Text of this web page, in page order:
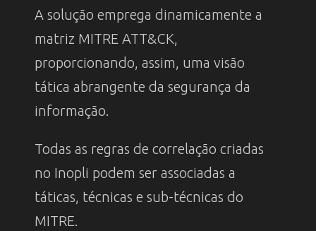
A solução emprega dinamicamente a
matriz MITRE ATT&CK,
proporcionando, assim, uma visão
tática abrangente da segurança da
informação.
Todas as regras de correlação criadas
no Inopli podem ser associadas a
táticas, técnicas e sub-técnicas do
MITRE.